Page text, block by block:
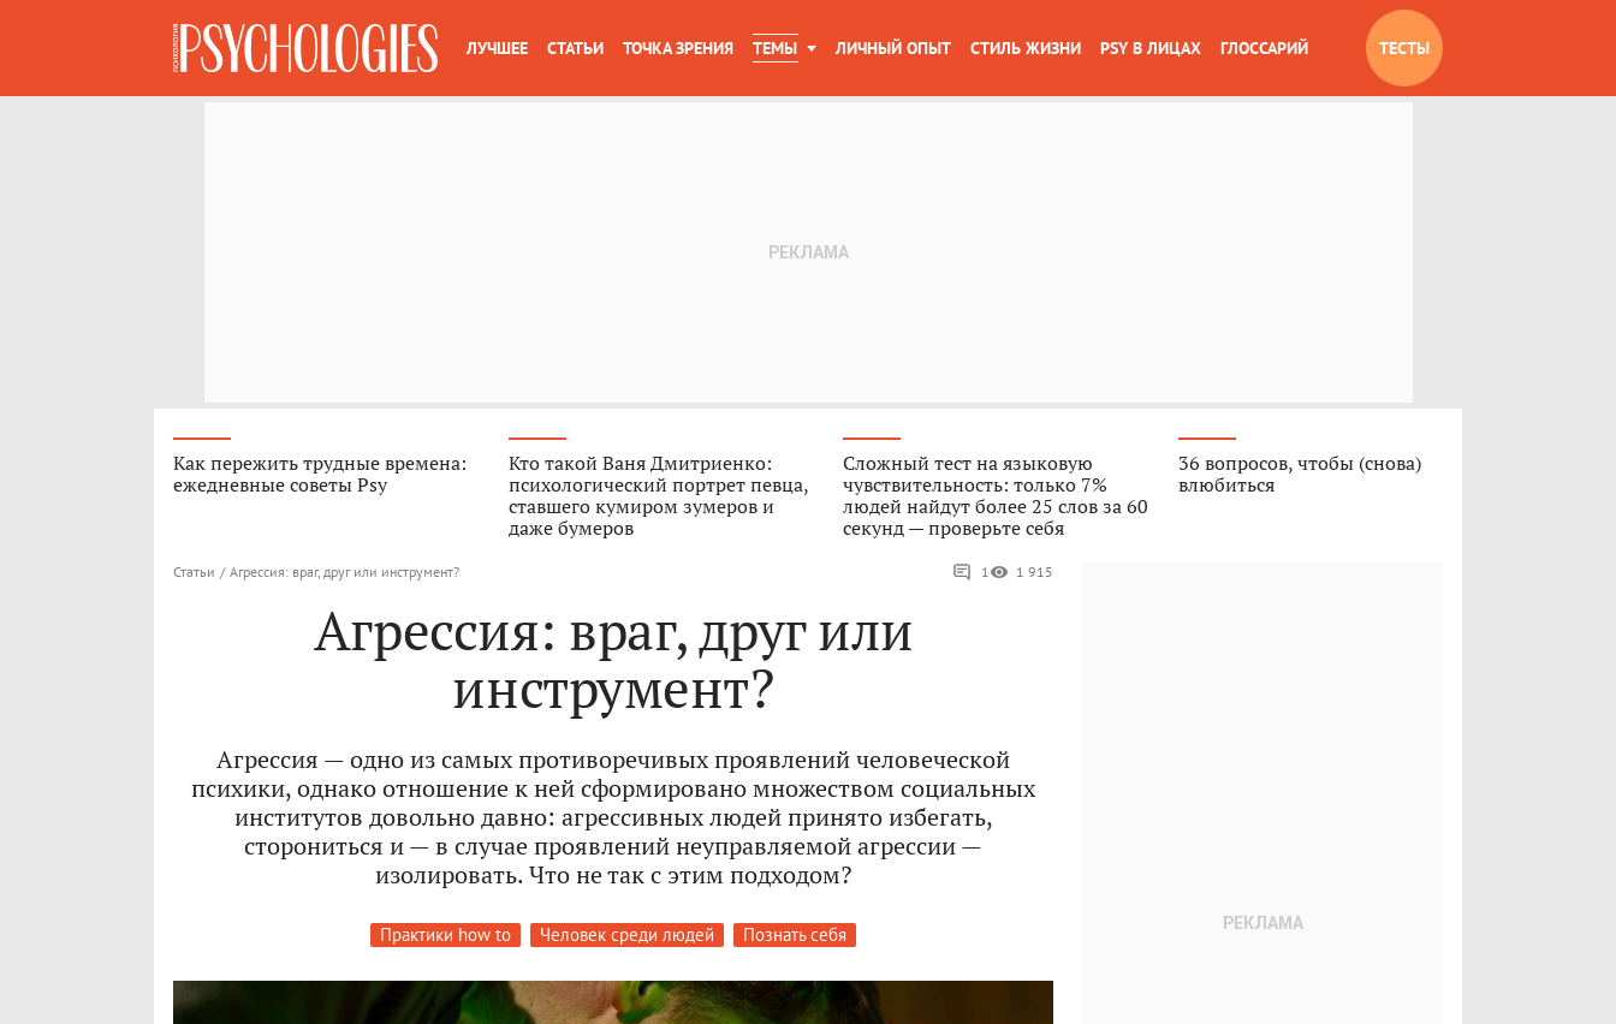
ЛУЧШЕЕ СТАТЬИ ТОЧКА ЗРЕНИЯ ТЕМЫ ЛИЧНЫЙ ОПЫТ СТИЛЬ ЖИЗНИ PSY В ЛИЦАХ ГЛОССАРИЙ ТЕСТЫ
Как пережить трудные времена:
ежедневные советы Psy
Кто такой Ваня Дмитриенко:
психологический портрет певца,
ставшего кумиром зумеров и
даже бумеров
Сложный тест на языковую
чувствительность: только 7%
людей найдут более 25 слов за 60
секунд — проверьте себя
36 вопросов, чтобы (снова)
влюбиться
Статьи / Агрессия: враг, друг или инструмент? 1 1 915
Агрессия: враг, друг или
инструмент?
Агрессия — одно из самых противоречивых проявлений человеческой
психики, однако отношение к ней сформировано множеством социальных
институтов довольно давно: агрессивных людей принято избегать,
сторониться и — в случае проявлений неуправляемой агрессии —
изолировать. Что не так с этим подходом?
Практики how to Человек среди людей Познать себя